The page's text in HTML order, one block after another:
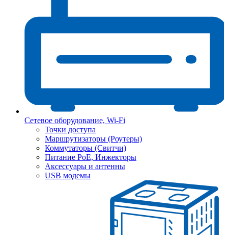
Сетевое оборудование, Wi-Fi
Точки доступа
Маршрутизаторы (Роутеры)
Коммутаторы (Свитчи)
Питание PoE, Инжекторы
Аксессуары и антенны
USB модемы